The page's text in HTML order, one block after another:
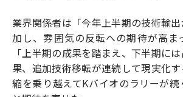
業界関係者は「今年上半期の技術輸
加し、雰囲気の反転への期待が高ま
「上半期の成果を踏まえ、下半期に
果、追加技術移転が連続して現実化
縮を乗り越えてKバイオのラリーが続